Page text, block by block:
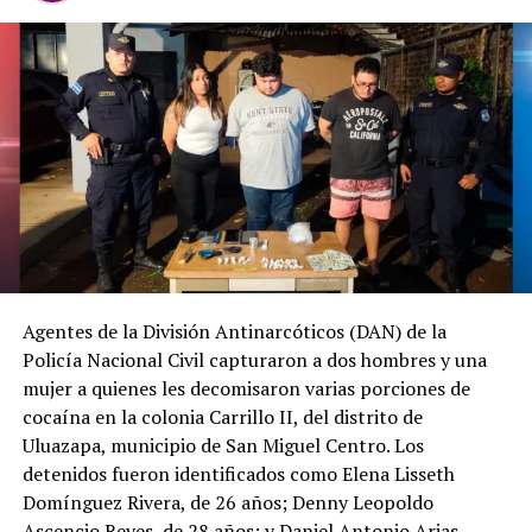
Después de recibir la
denuncia por la
desaparición de H. D.
C., la@FGR_SVactivó
el protocolo de
búsqueda, en
coordinación con la
@PNCSV.
Afortunadamente, ha
sido localizado sin ser
víctima de ningún
delito.
Agentes de la División Antinarcóticos (DAN) de la
Policía Nacional Civil capturaron a dos hombres y una
mujer a quienes les decomisaron varias porciones de
cocaína en la colonia Carrillo II, del distrito de
Uluazapa, municipio de San Miguel Centro. Los
detenidos fueron identificados como Elena Lisseth
Domínguez Rivera, de 26 años; Denny Leopoldo